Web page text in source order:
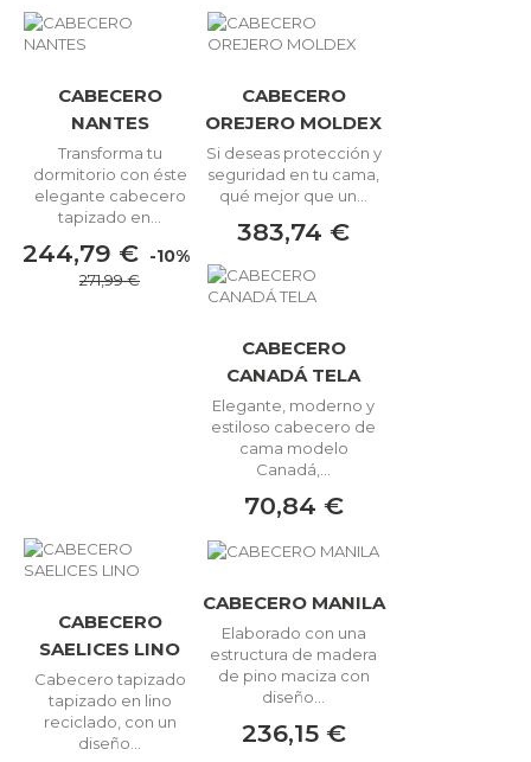
CABECERO
NANTES
Transforma tu
dormitorio con éste
elegante cabecero
tapizado en...
244,79 € -10%
271,99 €
CABECERO
OREJERO MOLDEX
Si deseas protección y
seguridad en tu cama,
qué mejor que un...
383,74 €
CABECERO
CANADÁ TELA
Elegante, moderno y
estiloso cabecero de
cama modelo
Canadá,...
70,84 €
CABECERO
SAELICES LINO
Cabecero tapizado
tapizado en lino
reciclado, con un
diseño...
CABECERO MANILA
Elaborado con una
estructura de madera
de pino maciza con
diseño...
236,15 €